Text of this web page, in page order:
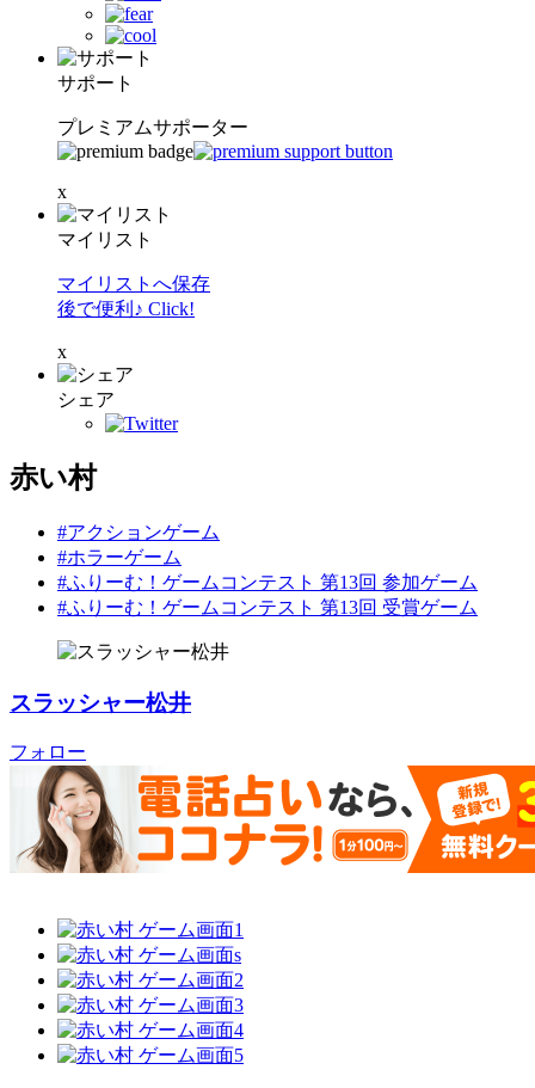
サポート
プレミアムサポーター
x
マイリスト
マイリストへ保存
後で便利♪ Click!
x
シェア
赤い村
#アクションゲーム
#ホラーゲーム
#ふりーむ！ゲームコンテスト 第13回 参加ゲーム
#ふりーむ！ゲームコンテスト 第13回 受賞ゲーム
スラッシャー松井
フォロー